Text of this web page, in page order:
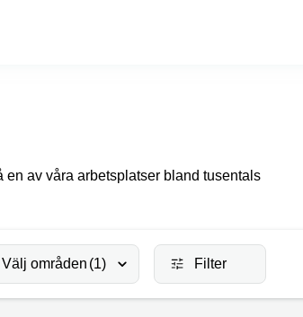
av våra arbetsplatser bland tusentals
Välj områden (1) Filter